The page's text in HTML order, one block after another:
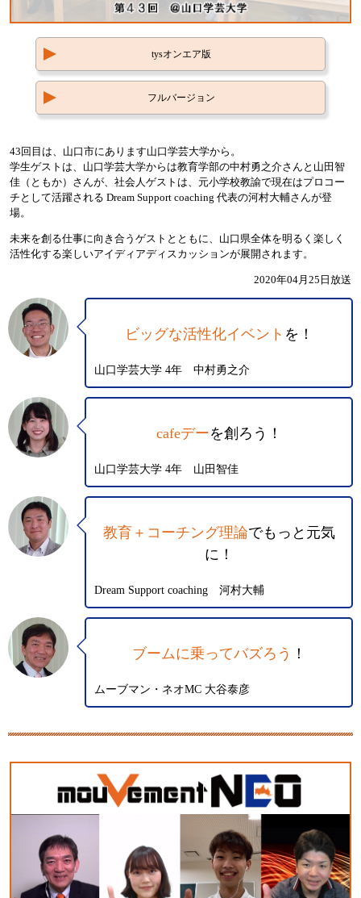
tysオンエア版
フルバージョン
43回目は、山口市にあります山口学芸大学から。
学生ゲストは、山口学芸大学からは教育学部の中村勇之介さんと山田智
佳（ともか）さんが、社会人ゲストは、元小学校教諭で現在はプロコー
チとして活躍される Dream Support coaching 代表の河村大輔さんが登
場。
未来を創る仕事に向き合うゲストとともに、山口県全体を明るく楽しく
活性化する楽しいアイディアディスカッションが展開されます。
2020年04月25日放送
ビッグな活性化イベント を！
山口学芸大学 4年 中村勇之介
cafeデーを創ろう！
山口学芸大学 4年 山田智佳
教育＋コーチング理論でもっと元気
に！
Dream Support coaching 河村大輔
ブームに乗ってバズろう ！
ムーブマン・ネオMC 大谷泰彦